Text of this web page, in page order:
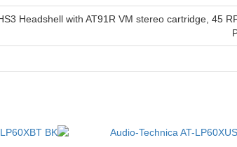
Headshell with AT91R VM stereo cartridge, 45